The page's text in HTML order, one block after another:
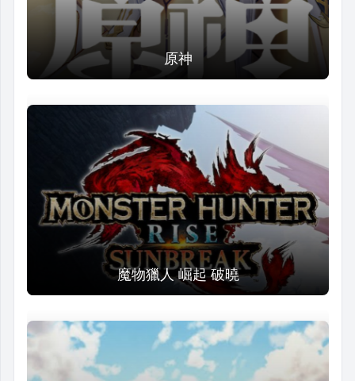
原神
魔物獵人 崛起 破曉